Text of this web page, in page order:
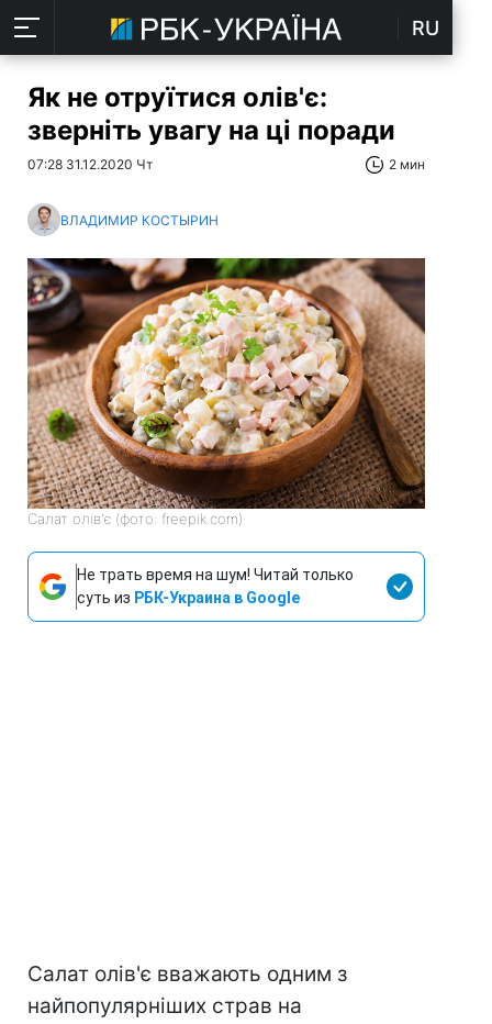
RU
Як не отруїтися олів'є:
зверніть увагу на ці поради
07:28 31.12.2020 Чт 2 мин
ВЛАДИМИР КОСТЫРИН
Салат олів'є (фото: freepik.com)
Не трать время на шум! Читай только
суть из РБК-Украина в Google
Салат олів'є вважають одним з
найпопулярніших страв на